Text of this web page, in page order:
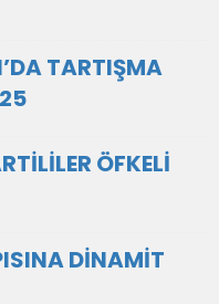
TARTIŞMA
ÖFKELİ
DİNAMİT